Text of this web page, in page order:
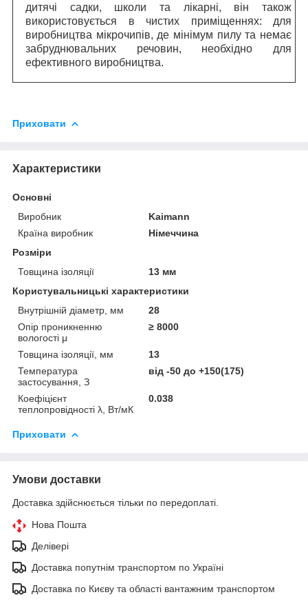
дитячі садки, школи та лікарні, він також
використовується в чистих приміщеннях: для
виробництва мікрочипів, де мінімум пилу та немає
забруднювальних речовин, необхідно для
ефективного виробництва.
Приховати
Характеристики
Основні
Виробник
Kaimann
Країна виробник
Німеччина
Розміри
Товщина ізоляції
13 мм
Користувальницькі характеристики
Внутрішній діаметр, мм
28
Опір проникненню
вологості μ
≥ 8000
Товщина ізоляції, мм
13
Температура
застосування, З
від -50 до +150(175)
Коефіцієнт
теплопровідності λ, Вт/мК
0.038
Приховати
Умови доставки
Доставка здійснюється тільки по передоплаті.
Нова Пошта
Делівері
Доставка попутнім транспортом по Україні
Доставка по Києву та області вантажним транспортом